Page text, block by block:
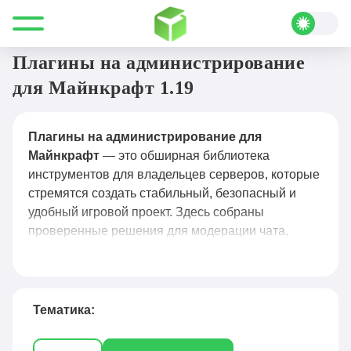
Все для Minecraft Плагины Администрирование
Плагины на администрирование
для Майнкрафт 1.19
Плагины на администрирование для
Майнкрафт — это обширная библиотека
инструментов для владельцев серверов, которые
стремятся создать стабильный, безопасный и
удобный игровой проект. Здесь собраны
проверенные решения для модерации чата,
узкоспециализированных плагинов для античита,
процессов. Каждый плагин сопровождается
Тематика: